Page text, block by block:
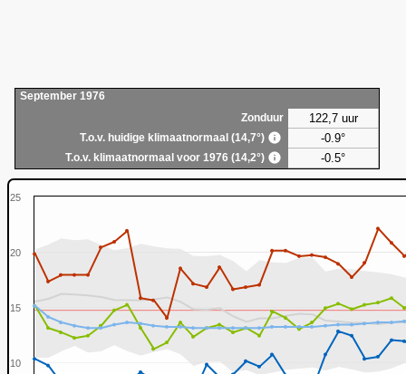
September 1976
Zonduur
122,7 uur
T.o.v. huidige klimaatnormaal (14,7°) -0.9°
T.o.v. klimaatnormaal voor 1976 (14,2°) -0.5°
10
15
20
25